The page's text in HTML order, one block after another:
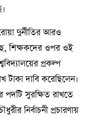
দুর্নীতির আরও
শিক্ষকদের ওপর ওই
প্রকল্প
দাবি করেছিলেন।
পদটি সুরক্ষিত রাখতে
নির্বাচনী প্রচারণায়